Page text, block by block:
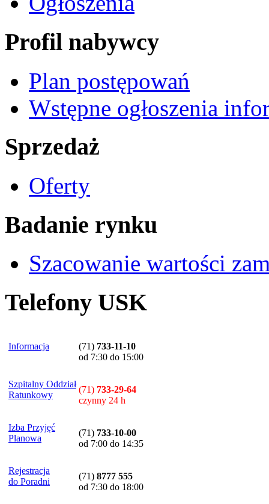
Profil nabywcy
Plan postępowań
Wstępne ogłoszenia
Sprzedaż
Oferty
Badanie rynku
Szacowanie wartości
Telefony USK
Informacja (71) 733-11-10
od 7:30 do 15:00
Szpitalny Oddział
Ratunkowy
(71) 733-29-64
czynny 24 h
Izba Przyjęć
Planowa
(71) 733-10-00
od 7:00 do 14:35
Rejestracja
do Poradni
(71) 8777 555
od 7:30 do 18:00